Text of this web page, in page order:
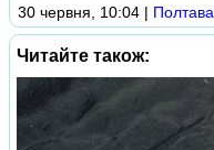
30 червня, 10:04 | Полтава
Читайте також: